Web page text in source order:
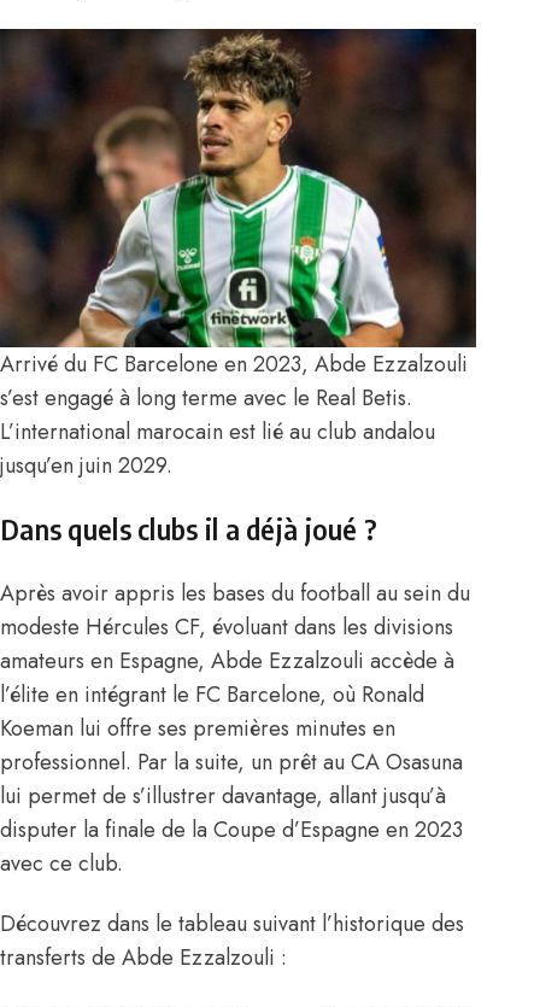
Arrivé du FC Barcelone en 2023, Abde Ezzalzouli
s’est engagé à long terme avec le Real Betis.
L’international marocain est lié au club andalou
jusqu’en juin 2029.
Dans quels clubs il a déjà joué ?
Après avoir appris les bases du football au sein du
modeste Hércules CF, évoluant dans les divisions
amateurs en Espagne, Abde Ezzalzouli accède à
l’élite en intégrant le FC Barcelone, où Ronald
Koeman lui offre ses premières minutes en
professionnel. Par la suite, un prêt au CA Osasuna
lui permet de s’illustrer davantage, allant jusqu’à
disputer la finale de la Coupe d’Espagne en 2023
avec ce club.
Découvrez dans le tableau suivant l’historique des
transferts de Abde Ezzalzouli :